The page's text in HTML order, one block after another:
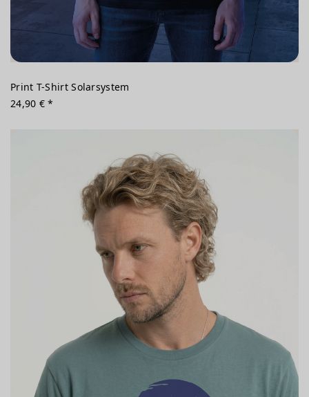
Print T-Shirt Solarsystem
24,90 € *